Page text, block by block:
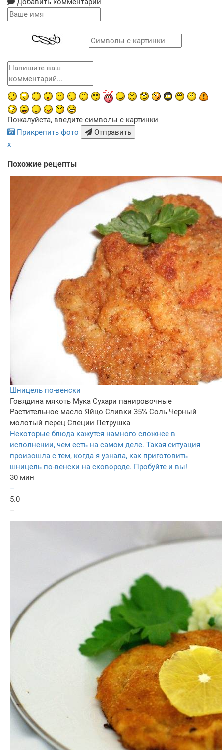
Добавить комментарий
Пожалуйста, введите символы с картинки
Прикрепить фото
Отправить
x
Похожие рецепты
Шницель по-венски
Говядина мякоть Мука Сухари панировочные
Растительное масло Яйцо Сливки 35% Соль Черный
молотый перец Специи Петрушка
Некоторые блюда кажутся намного сложнее в
исполнении, чем есть на самом деле. Такая ситуация
произошла с тем, когда я узнала, как приготовить
шницель по-венски на сковороде. Пробуйте и вы!
30 мин
–
5.0
–